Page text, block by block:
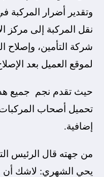
وتقدير أضرار المركبة
نقل المركبة إلى مركز
شركة التأمين، وإصلاح
لموقع العميل بعد
حيث تقدم نجم جميع
تحميل أصحاب المركبات
إضافية.
من جهته قال الرئيس
يحي الشهري: لاشك